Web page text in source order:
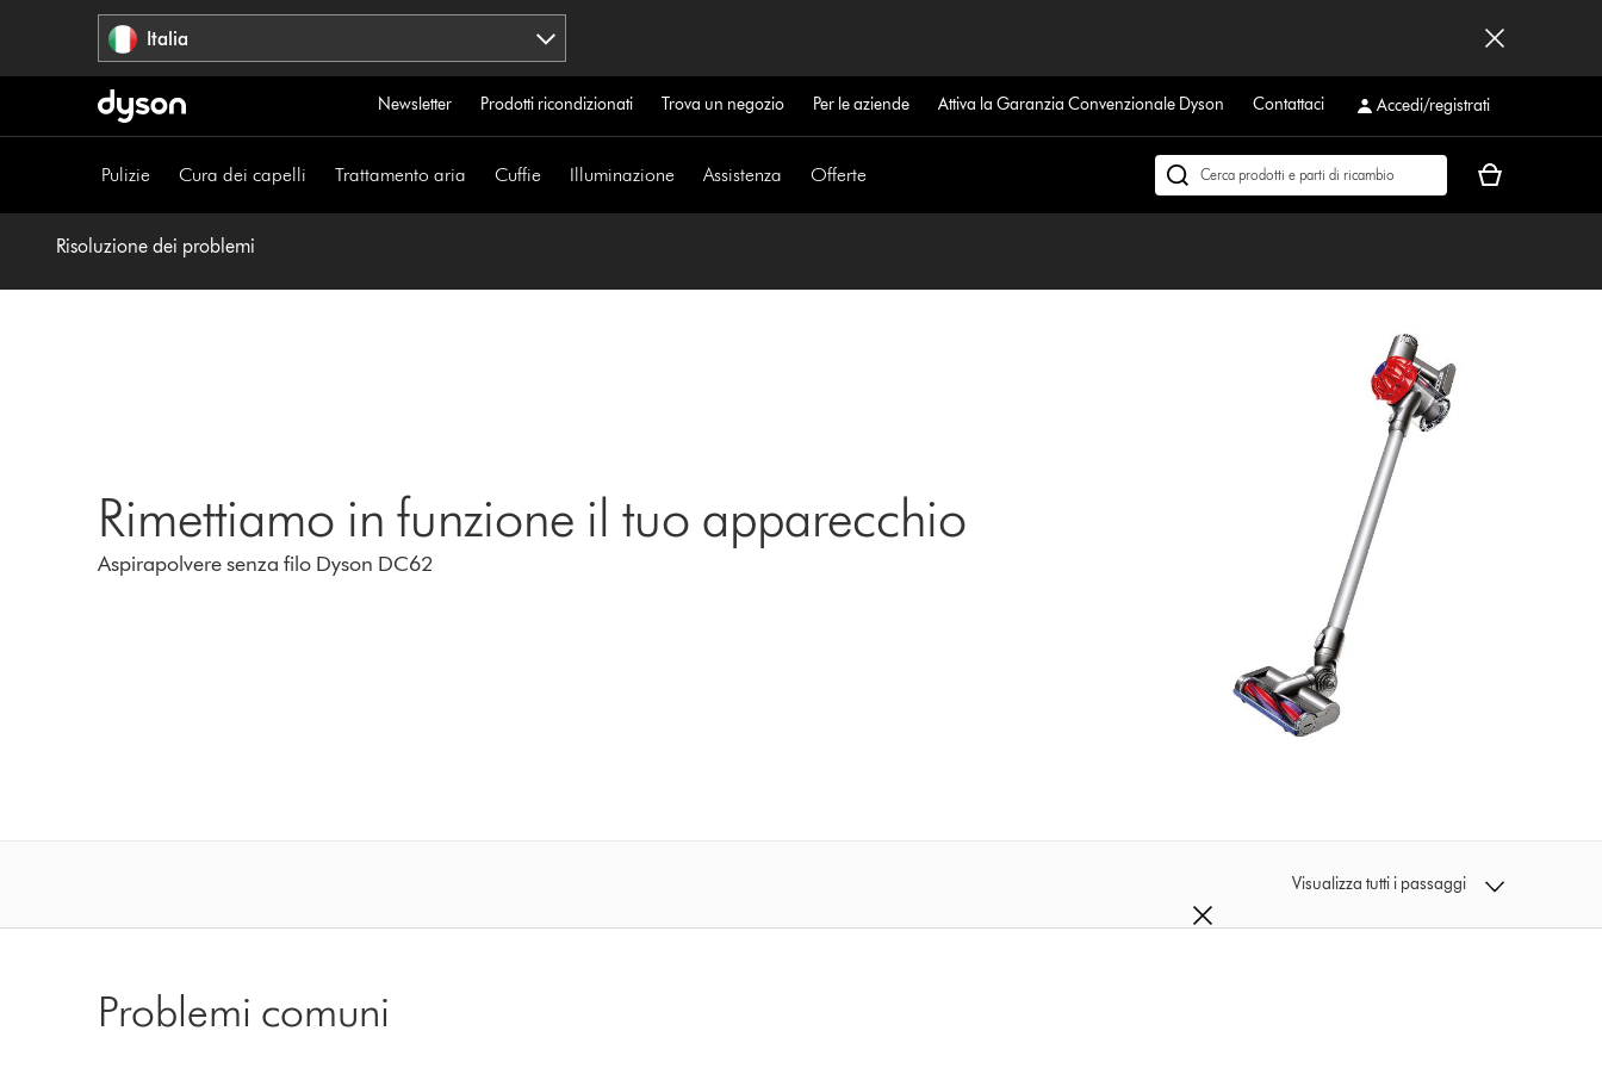
Italia
Newsletter Prodotti ricondizionati Trova un negozio Per le aziende Attiva la Garanzia Convenzionale Dyson Contattaci Accedi/registrati
Pulizie Cura dei capelli Trattamento aria Cuffie Illuminazione Assistenza Offerte
Cerca
Il
Risoluzione dei problemi
Rimettiamo in funzione il tuo apparecchio
Aspirapolvere senza filo Dyson DC62
Visualizza tutti i passaggi
Problemi comuni